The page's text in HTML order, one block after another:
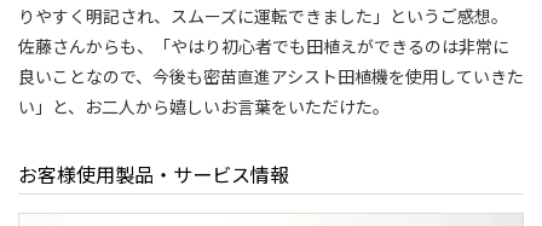
りやすく明記され、スムーズに運転できました」というご感想。
佐藤さんからも、「やはり初心者でも田植えができるのは非常に
良いことなので、今後も密苗直進アシスト田植機を使用していきた
い」と、お二人から嬉しいお言葉をいただけた。
お客様使用製品・サービス情報